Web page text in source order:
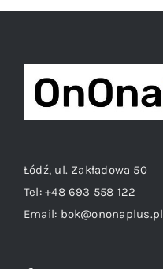
Łódź, ul. Zakładowa 50
Tel:+48 693 558 122
Email: bok@ononaplus.pl